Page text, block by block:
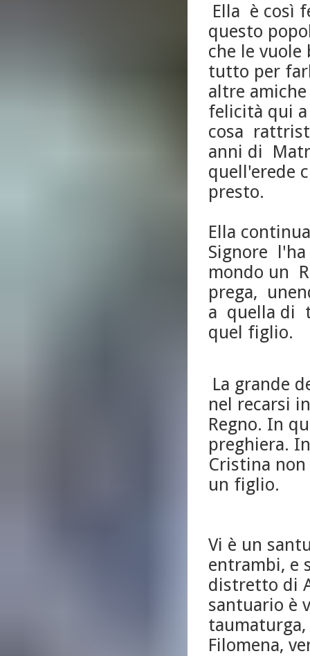
Ella è così
questo
che le vuole
tutto per
altre
felicità qui
cosa
anni di
quell'erede
presto.
Ella
Signore
mondo un
prega,
a quella di
quel figlio.
La grande
nel recarsi
Regno. In
preghiera.
Cristina
un figlio.
Vi è un
entrambi, e
distretto di
santuario è
Filomena,